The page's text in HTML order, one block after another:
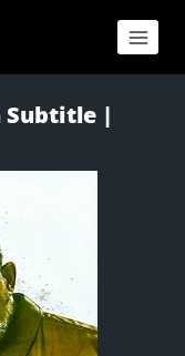
Subtitle |